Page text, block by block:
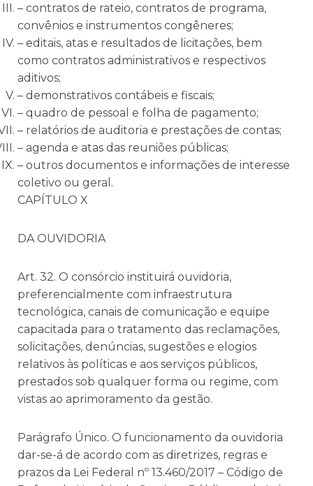
– contratos de rateio, contratos de programa,
convênios e instrumentos congêneres;
– editais, atas e resultados de licitações, bem
como contratos administrativos e respectivos
aditivos;
– demonstrativos contábeis e fiscais;
– quadro de pessoal e folha de pagamento;
– relatórios de auditoria e prestações de contas;
– agenda e atas das reuniões públicas;
– outros documentos e informações de interesse
coletivo ou geral.
CAPÍTULO X
DA OUVIDORIA
Art. 32. O consórcio instituirá ouvidoria,
preferencialmente com infraestrutura
tecnológica, canais de comunicação e equipe
capacitada para o tratamento das reclamações,
solicitações, denúncias, sugestões e elogios
relativos às políticas e aos serviços públicos,
prestados sob qualquer forma ou regime, com
vistas ao aprimoramento da gestão.
Parágrafo Único. O funcionamento da ouvidoria
dar-se-á de acordo com as diretrizes, regras e
prazos da Lei Federal nº 13.460/2017 – Código de